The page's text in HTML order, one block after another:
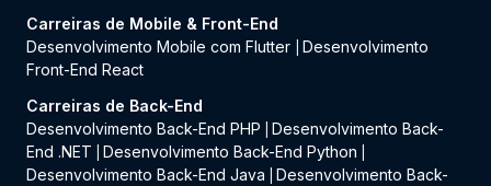
Carreiras de Mobile & Front-End
Desenvolvimento Mobile com Flutter
Desenvolvimento
Front-End React
Carreiras de Back-End
Desenvolvimento Back-End PHP
Desenvolvimento Back-
End .NET
Desenvolvimento Back-End Python
Desenvolvimento Back-End Java
Desenvolvimento Back-